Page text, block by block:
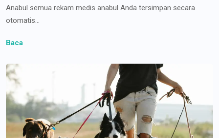
Anabul semua rekam medis anabul Anda tersimpan secara
otomatis...
Baca